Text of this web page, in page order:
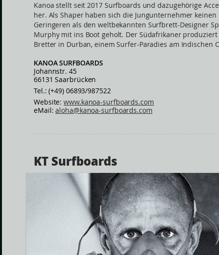
Kanoa stellt seit 2017 Surfboards und dazugehörige
her. Als Shaper haben sich die Jungunternehmer keinen
Geringeren als den weltbekannten Surfbrett-Designer
Murphy mit ins Boot geholt. Der Südafrikaner
Bretter in Durban, einem Surfer-Paradies am Indischen
KANOA SURFBOARDS
Johannstr. 45
66131 Saarbrücken
Tel.: (+49) 06893/987522
Website:www.kanoa-surfboards.com
eMail:aloha@kanoa-surfboards.com
KT Surfboards